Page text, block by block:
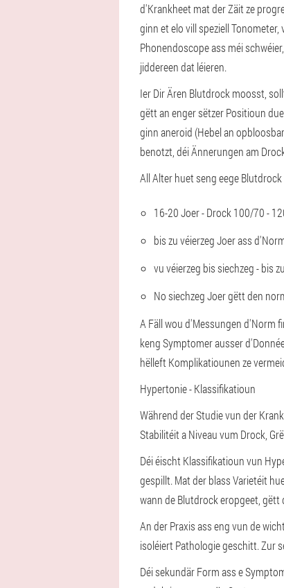
d'Krankheet mat der Zäit ze
ginn et elo vill speziell
Phonendoscope ass méi
jiddereen dat léieren.
Ier Dir Ären Blutdrock moosst,
gëtt an enger sëtzer Positioun
ginn aneroid (Hebel an
benotzt, déi Ännerungen am
All Alter huet seng eege
16-20 Joer - Drock 100/70 -
bis zu véierzeg Joer ass
vu véierzeg bis siechzeg - bis
No siechzeg Joer gëtt den
A Fäll wou d'Messungen d'Norm
keng Symptomer ausser
hëlleft Komplikatiounen ze
Hypertonie - Klassifikatioun
Während der Studie vun der
Stabilitéit a Niveau vum Drock,
Déi éischt Klassifikatioun vun
gespillt. Mat der blass Varietéit
wann de Blutdrock eropgeet, gëtt
An der Praxis ass eng vun de
isoléiert Pathologie geschitt. Zur
Déi sekundär Form ass e